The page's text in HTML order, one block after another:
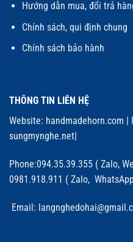
Hướng dẫn mua, đổi trả
Chính sách, qui định chung
Chính sách bảo hành
THÔNG TIN LIÊN HỆ
Website: handmadehorn.com
sungmynghe.net
Phone:094.35.39.355 ( Zalo,
0981.918.911 ( Zalo,
Email: